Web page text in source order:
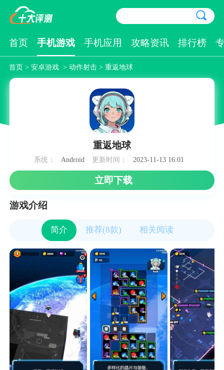
首页 手机游戏 手机应用 攻略资讯 排行榜
首页> 安卓游戏 > 动作射击> 重返地球
重返地球
系统： Android 更新时间： 2023-11-13 16:01
立即下载
游戏介绍
简介 推荐(8款) 相关阅读